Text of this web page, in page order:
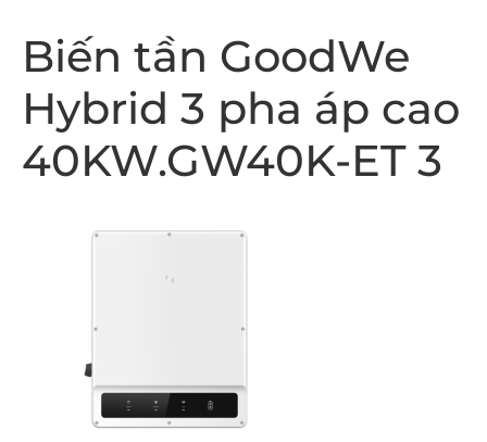
Biến tần GoodWe
Hybrid 3 pha áp cao
40KW.GW40K-ET 3